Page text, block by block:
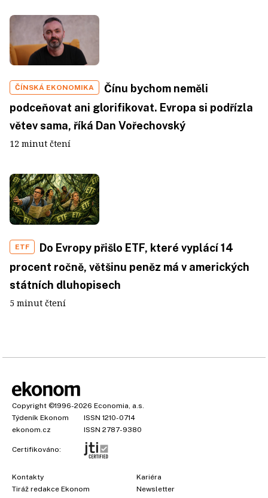
ČÍNSKÁ EKONOMIKA
Čínu bychom neměli
podceňovat ani glorifikovat. Evropa si podřízla
větev sama, říká Dan Vořechovský
12 minut čtení
ETF
Do Evropy přišlo ETF, které vyplácí 14
procent ročně, většinu peněz má v amerických
státních dluhopisech
5 minut čtení
Copyright ©1996-2026 Economia, a.s.
Týdeník Ekonom
ISSN 1210-0714
ekonom.cz
ISSN 2787-9380
Certifikováno:
Kontakty
Tiráž redakce Ekonom
Kariéra
Newsletter